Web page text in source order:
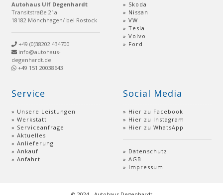
Autohaus Ulf Degenhardt
Transitstraße 21a
18182 Mönchhagen/ bei Rostock
+49 (0)38202 434700
info@autohaus-
degenhardt.de
+49 151 20038643
Skoda
Nissan
VW
Tesla
Volvo
Ford
Service
Unsere Leistungen
Werkstatt
Serviceanfrage
Aktuelles
Anlieferung
Ankauf
Anfahrt
Social Media
Hier zu Facebook
Hier zu Instagram
Hier zu WhatsApp
Datenschutz
AGB
Impressum